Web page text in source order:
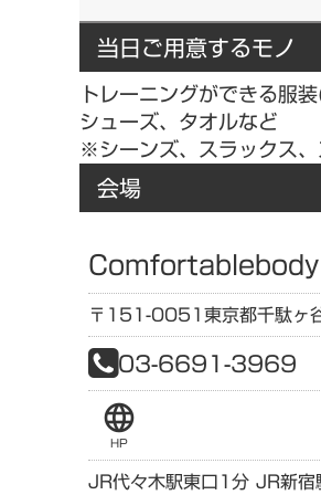
当日ご用意するモノ
トレーニングができる服
シューズ、タオルなど
※シーンズ、スラックス
会場
Comfortablebody
〒151-0051東京都千駄
03-6691-3969
language
HP
JR代々木駅東口1分 JR新